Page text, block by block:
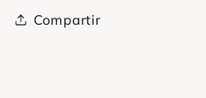
Compartir